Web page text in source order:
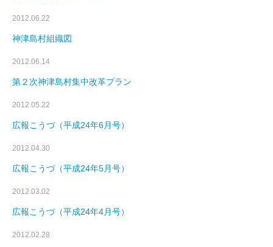
2012.06.22
神津島村組織図
2012.06.14
第２次神津島村集中改革プラン
2012.05.22
広報こうづ（平成24年6月号）
2012.04.30
広報こうづ（平成24年5月号）
2012.03.02
広報こうづ（平成24年4月号）
2012.02.28